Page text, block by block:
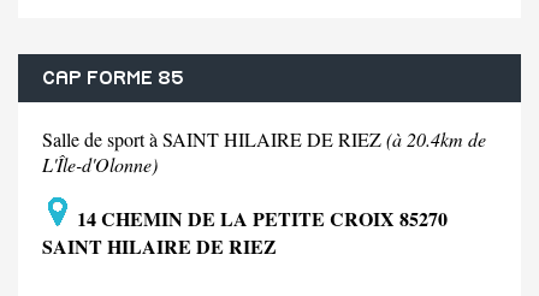
CAP FORME 85
Salle de sport à SAINT HILAIRE DE RIEZ(à 20.4km de
L'Île-d'Olonne)
14 CHEMIN DE LA PETITE CROIX 85270
SAINT HILAIRE DE RIEZ